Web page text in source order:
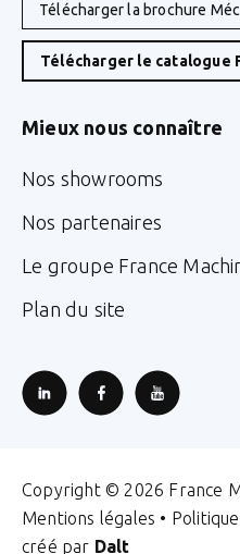
Télécharger la brochure
Télécharger le catalogue
Mieux nous connaître
Nos showrooms
Nos partenaires
Le groupe France
Plan du site
Copyright © 2026 France
Mentions légales •
créé par Dalt